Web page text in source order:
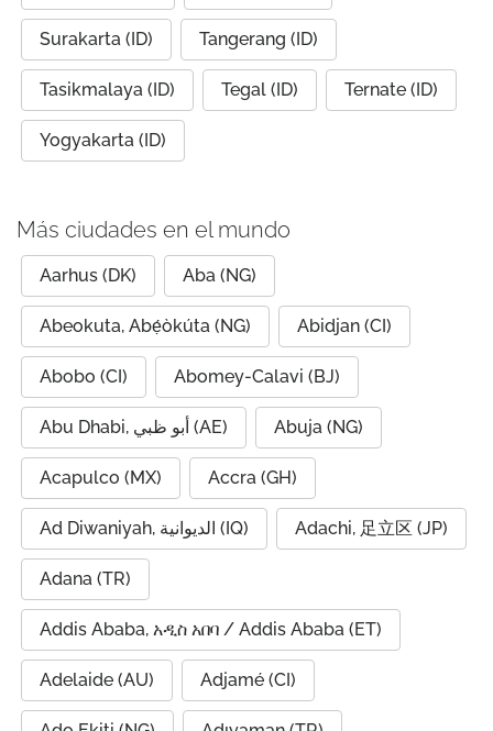
Surakarta (ID) Tangerang (ID)
Tasikmalaya (ID) Tegal (ID) Ternate (ID)
Yogyakarta (ID)
Más ciudades en el mundo
Aarhus (DK) Aba (NG)
Abeokuta, Abẹ́òkúta (NG) Abidjan (CI)
Abobo (CI) Abomey-Calavi (BJ)
Abu Dhabi, أبو ظبي (AE) Abuja (NG)
Acapulco (MX) Accra (GH)
Ad Diwaniyah, الديوانية (IQ) Adachi, 足立区 (JP)
Adana (TR)
Addis Ababa, አዲስ አበባ / Addis Ababa (ET)
Adelaide (AU) Adjamé (CI)